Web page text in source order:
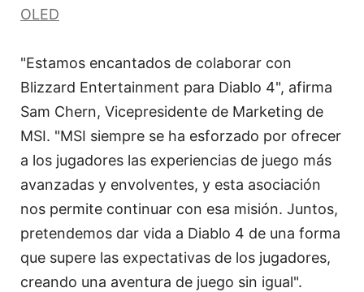
OLED
"Estamos encantados de colaborar con
Blizzard Entertainment para Diablo 4", afirma
Sam Chern, Vicepresidente de Marketing de
MSI. "MSI siempre se ha esforzado por ofrecer
a los jugadores las experiencias de juego más
avanzadas y envolventes, y esta asociación
nos permite continuar con esa misión. Juntos,
pretendemos dar vida a Diablo 4 de una forma
que supere las expectativas de los jugadores,
creando una aventura de juego sin igual".